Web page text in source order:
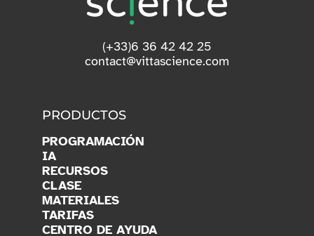
(+33)6 36 42 42 25
contact@vittascience.com
PRODUCTOS
PROGRAMACIÓN
IA
RECURSOS
CLASE
MATERIALES
TARIFAS
CENTRO DE AYUDA